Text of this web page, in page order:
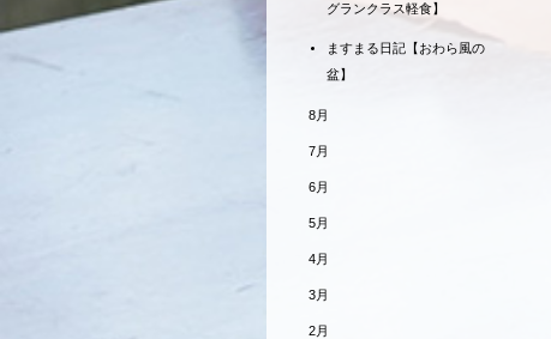
グランクラス軽食】
ますまる日記【おわら風の
盆】
8月
7月
6月
5月
4月
3月
2月